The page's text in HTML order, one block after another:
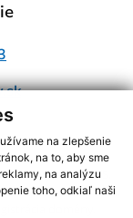
na zlepšenie
na to, aby sme
na analýzu
toho, odkiaľ naši
s využitím RSS
stránok,web portál
domény